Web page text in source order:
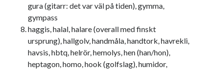
gura (gitarr: det var väl på tiden), gymma,
gympass
haggis, halal, halare (overall med finskt
ursprung), hallgolv, handmåla, handtork, havrekli,
havsis, hbtq, helrör, hemolys, hen (han/hon),
heptagon, homo, hook (golfslag), humidor,